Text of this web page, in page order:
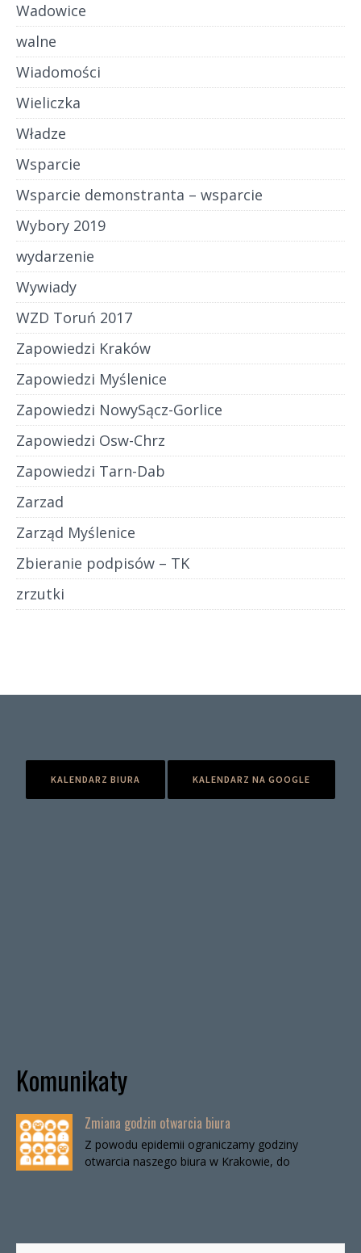
Wadowice
walne
Wiadomości
Wieliczka
Władze
Wsparcie
Wsparcie demonstranta – wsparcie
Wybory 2019
wydarzenie
Wywiady
WZD Toruń 2017
Zapowiedzi Kraków
Zapowiedzi Myślenice
Zapowiedzi NowySącz-Gorlice
Zapowiedzi Osw-Chrz
Zapowiedzi Tarn-Dab
Zarzad
Zarząd Myślenice
Zbieranie podpisów – TK
zrzutki
KALENDARZ BIURA KALENDARZ NA GOOGLE
Komunikaty
Zmiana godzin otwarcia biura
Z powodu epidemii ograniczamy godziny
otwarcia naszego biura w Krakowie, do